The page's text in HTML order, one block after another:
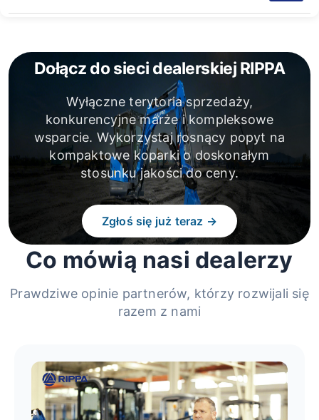
Dołącz do sieci dealerskiej RIPPA
Wyłączne terytoria sprzedaży,
konkurencyjne marże i kompleksowe
wsparcie. Wykorzystaj rosnący popyt na
kompaktowe koparki o doskonałym
stosunku jakości do ceny.
Zgłoś się już teraz →
Co mówią nasi dealerzy
Prawdziwe opinie partnerów, którzy rozwijali się
razem z nami